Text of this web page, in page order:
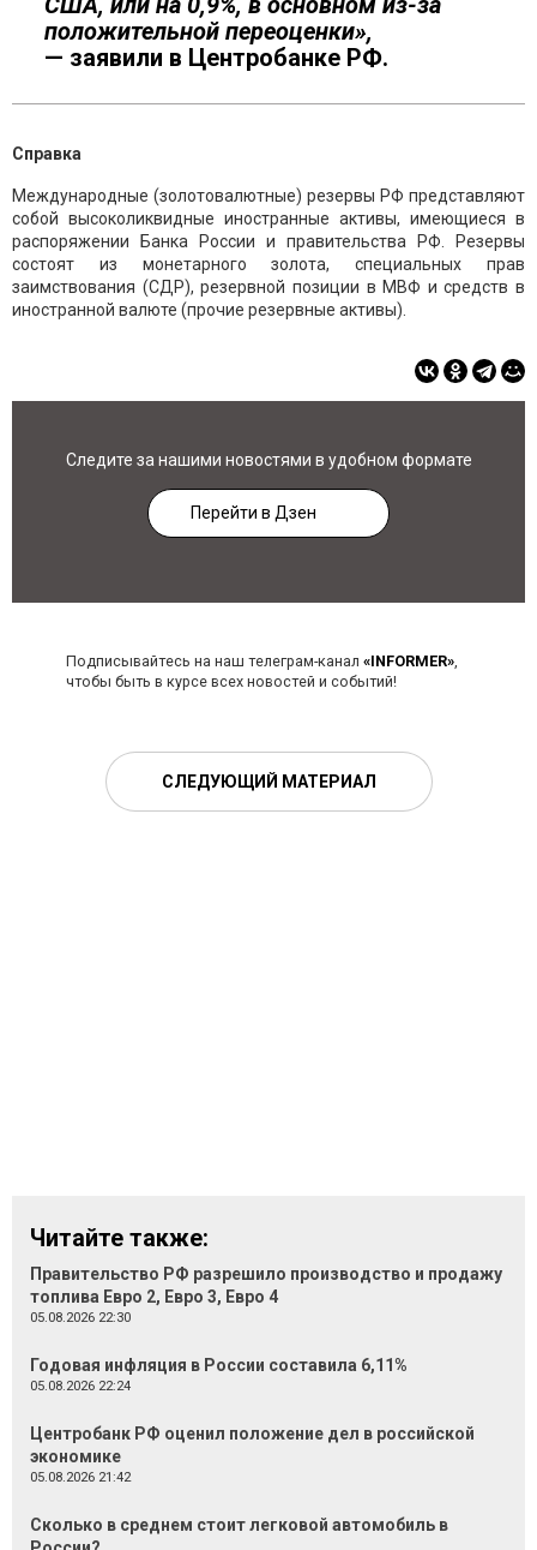
положительной переоценки»,
— заявили в Центробанке РФ.
Справка
Международные (золотовалютные) резервы РФ представляют
собой высоколиквидные иностранные активы, имеющиеся в
распоряжении Банка России и правительства РФ. Резервы
состоят из монетарного золота, специальных прав
заимствования (СДР), резервной позиции в МВФ и средств в
иностранной валюте (прочие резервные активы).
Следите за нашими новостями в удобном формате
Перейти в Дзен
Подписывайтесь на наш телеграм-канал «INFORMER»,
чтобы быть в курсе всех новостей и событий!
СЛЕДУЮЩИЙ МАТЕРИАЛ
Читайте также:
Правительство РФ разрешило производство и продажу
топлива Евро 2, Евро 3, Евро 4
05.08.2026 22:30
Годовая инфляция в России составила 6,11%
05.08.2026 22:24
Центробанк РФ оценил положение дел в российской
экономике
05.08.2026 21:42
Сколько в среднем стоит легковой автомобиль в